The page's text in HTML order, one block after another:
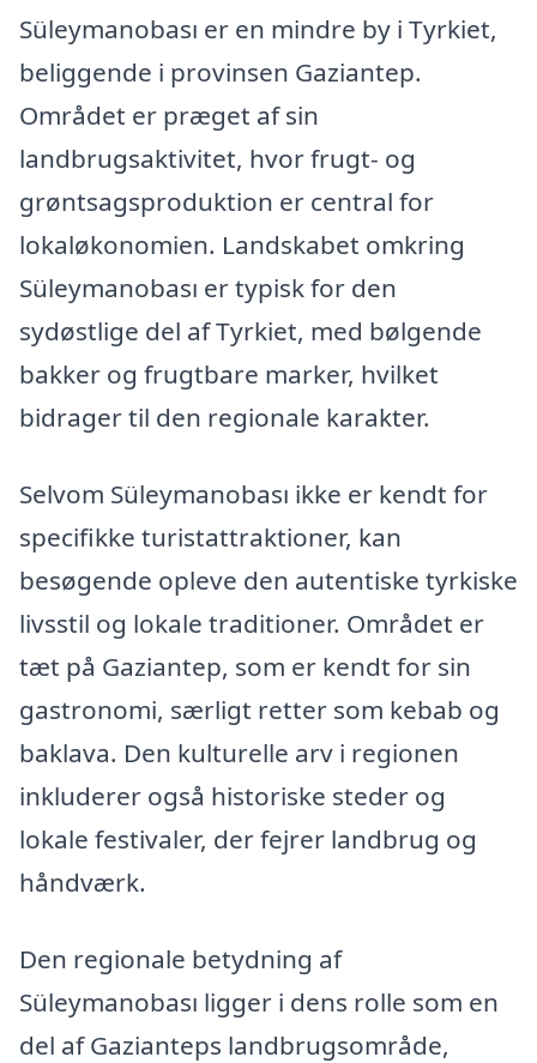
Süleymanobası er en mindre by i Tyrkiet,
beliggende i provinsen Gaziantep.
Området er præget af sin
landbrugsaktivitet, hvor frugt- og
grøntsagsproduktion er central for
lokaløkonomien. Landskabet omkring
Süleymanobası er typisk for den
sydøstlige del af Tyrkiet, med bølgende
bakker og frugtbare marker, hvilket
bidrager til den regionale karakter.
Selvom Süleymanobası ikke er kendt for
specifikke turistattraktioner, kan
besøgende opleve den autentiske tyrkiske
livsstil og lokale traditioner. Området er
tæt på Gaziantep, som er kendt for sin
gastronomi, særligt retter som kebab og
baklava. Den kulturelle arv i regionen
inkluderer også historiske steder og
lokale festivaler, der fejrer landbrug og
håndværk.
Den regionale betydning af
Süleymanobası ligger i dens rolle som en
del af Gazianteps landbrugsområde,